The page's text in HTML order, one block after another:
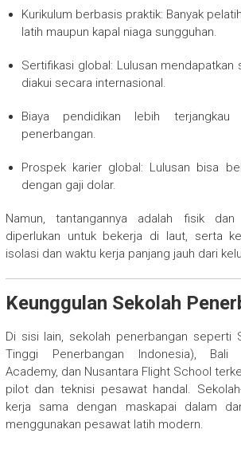
Kurikulum berbasis praktik: Banyak
latih maupun kapal niaga sungguhan.
Sertifikasi global: Lulusan mendapatkan
diakui secara internasional.
Biaya pendidikan lebih terjangkau
penerbangan.
Prospek karier global: Lulusan bisa
dengan gaji dolar.
Namun, tantangannya adalah fisik
diperlukan untuk bekerja di laut, serta
isolasi dan waktu kerja panjang jauh dari
Keunggulan Sekolah
Di sisi lain, sekolah penerbangan seperti
Tinggi Penerbangan Indonesia), Bali
Academy, dan Nusantara Flight School
pilot dan teknisi pesawat handal.
kerja sama dengan maskapai dalam
menggunakan pesawat latih modern.